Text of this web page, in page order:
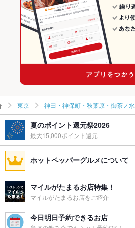
東京 神田・神保町・秋葉原・御茶ノ水
夏のポイント還元祭2026
最大15,000ポイント還元
ホットペッパーグルメについて
マイルがたまるお店特集！
マイルがたまるお店をご紹介
今日明日予約できるお店